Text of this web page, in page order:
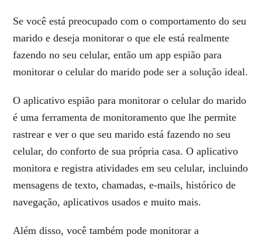
Se você está preocupado com o comportamento do seu
marido e deseja monitorar o que ele está realmente
fazendo no seu celular, então um app espião para
monitorar o celular do marido pode ser a solução ideal.
O aplicativo espião para monitorar o celular do marido
é uma ferramenta de monitoramento que lhe permite
rastrear e ver o que seu marido está fazendo no seu
celular, do conforto de sua própria casa. O aplicativo
monitora e registra atividades em seu celular, incluindo
mensagens de texto, chamadas, e-mails, histórico de
navegação, aplicativos usados e muito mais.
Além disso, você também pode monitorar a